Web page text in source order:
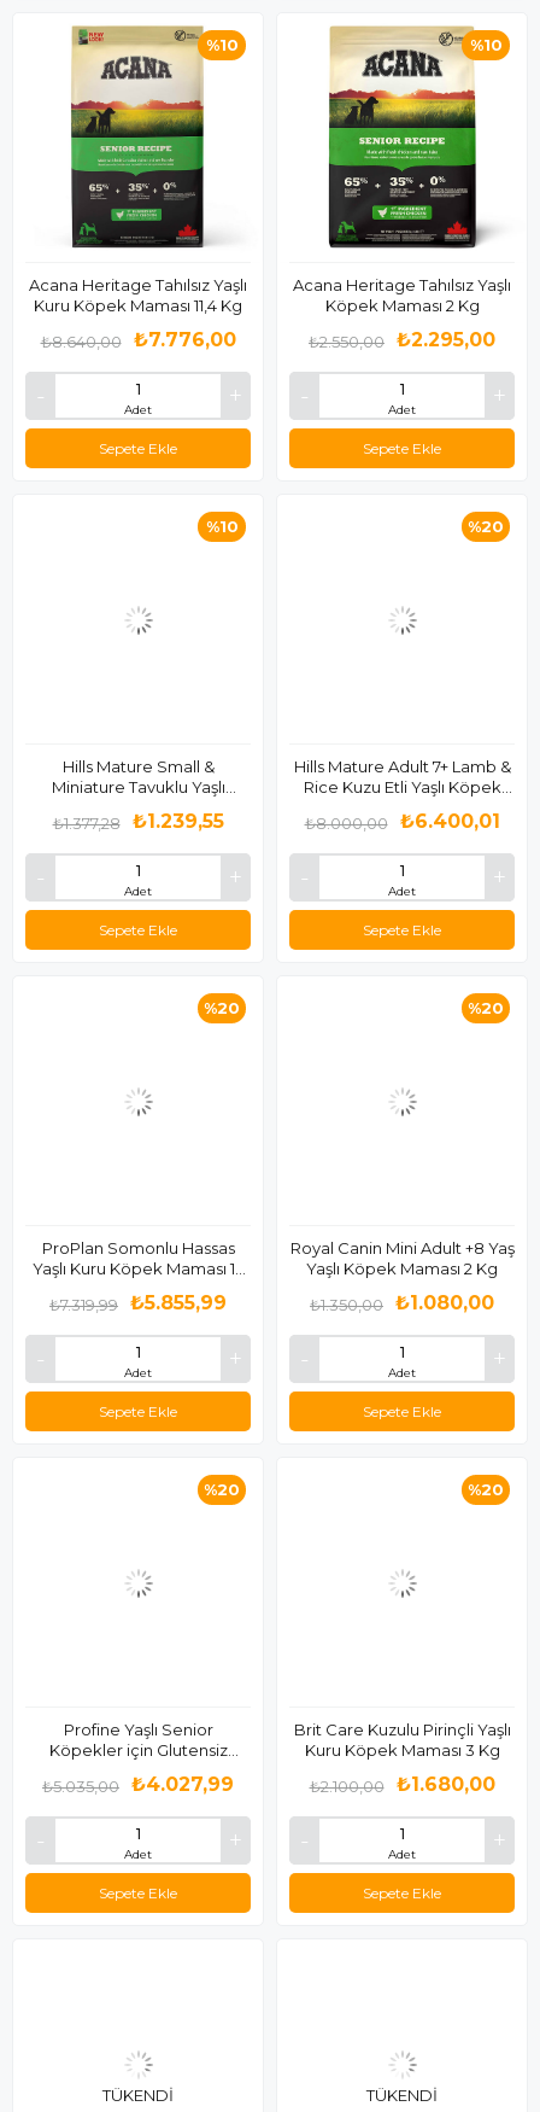
Acana Heritage Tahılsız Yaşlı
Kuru Köpek Maması 11,4 Kg
Adet
₺7.776,00
₺8.640,00
Sepete Ekle
%10
Acana Heritage Tahılsız Yaşlı
Köpek Maması 2 Kg
Adet
₺2.295,00
₺2.550,00
Sepete Ekle
%10
Hills Mature Small &
Miniature Tavuklu Yaşlı
Adet
₺1.239,55
₺1.377,28
Sepete Ekle
%10
Hills Mature Adult 7+ Lamb &
Rice Kuzu Etli Yaşlı Köpek
Adet
₺6.400,01
₺8.000,00
Sepete Ekle
%20
ProPlan Somonlu Hassas
Yaşlı Kuru Köpek Maması 14
Adet
₺5.855,99
₺7.319,99
Sepete Ekle
%20
Royal Canin Mini Adult +8 Yaş
Yaşlı Köpek Maması 2 Kg
Adet
₺1.080,00
₺1.350,00
Sepete Ekle
%20
Profine Yaşlı Senior
Köpekler için Glutensiz
Adet
₺4.027,99
₺5.035,00
Sepete Ekle
%20
Brit Care Kuzulu Pirinçli Yaşlı
Kuru Köpek Maması 3 Kg
Adet
₺1.680,00
₺2.100,00
Sepete Ekle
%20
TÜKENDI TÜKENDI